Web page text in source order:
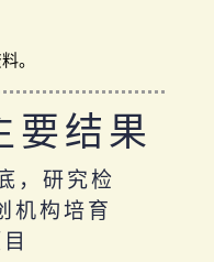
。
要结果
，研究检
机构培育